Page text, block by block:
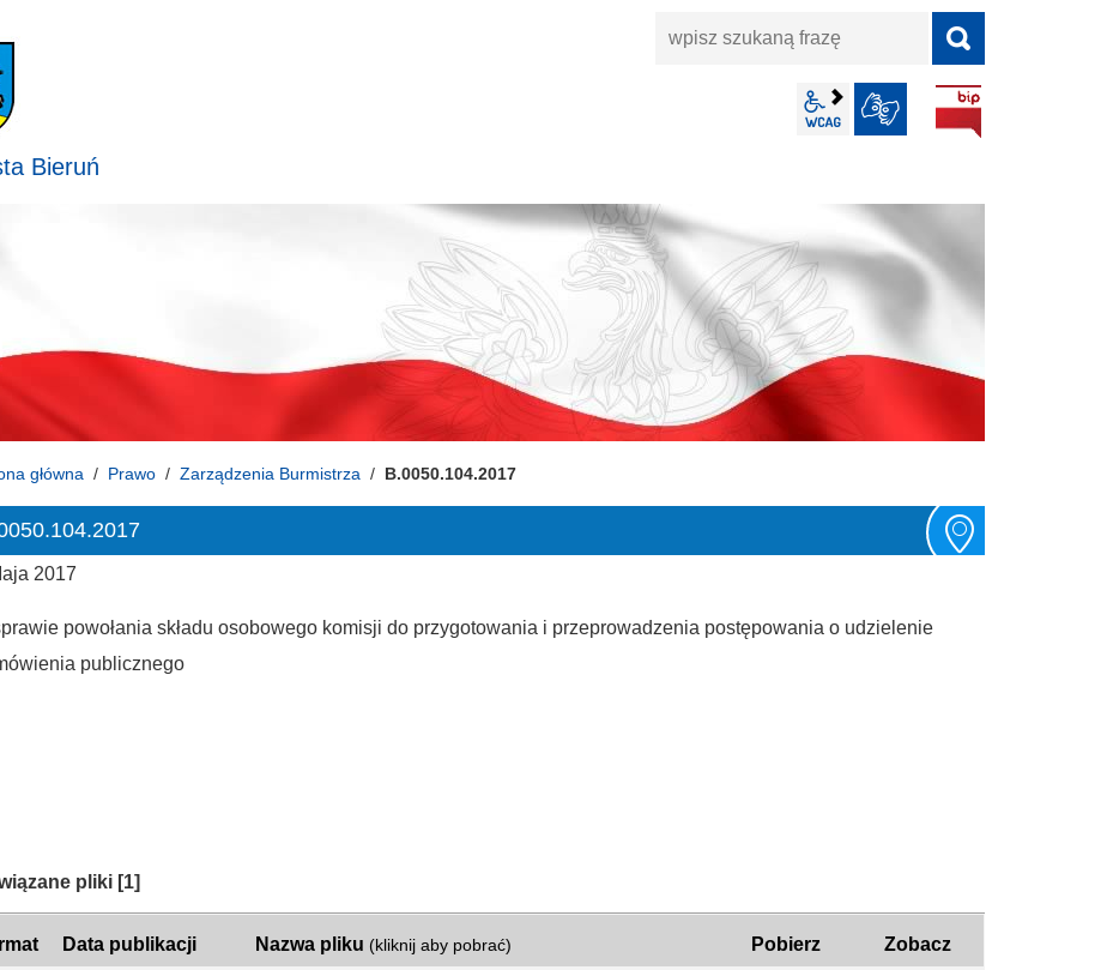
Bieruń
wpisz
wcag2.1
główna Prawo Zarządzenia Burmistrza B.0050.104.2017
2017
powołania składu osobowego komisji do przygotowania i przeprowadzenia postępowania o udzielenie
publicznego
pliki [1]
Data publikacji Nazwa pliku (kliknij aby pobrać) Pobierz Zobacz